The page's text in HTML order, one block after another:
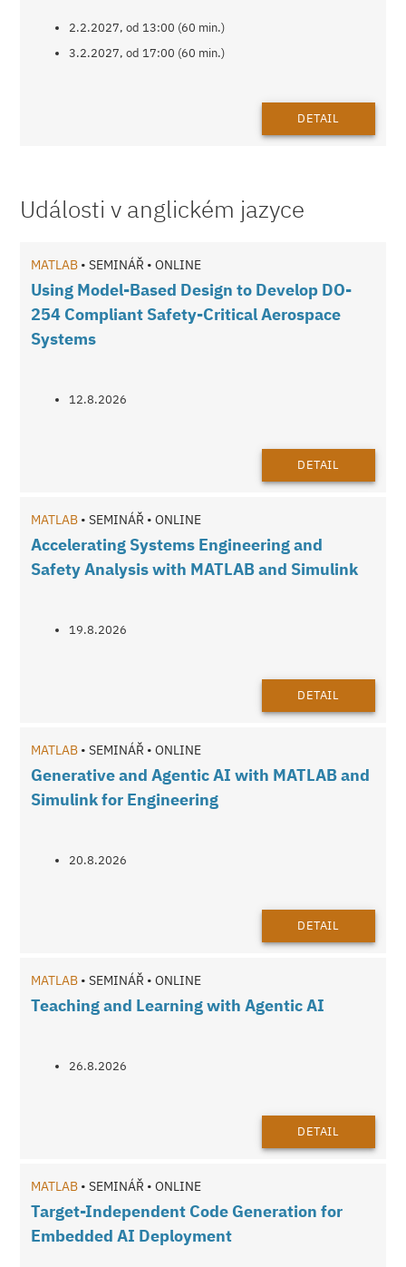
2.2.2027, od 13:00 (60 min.)
3.2.2027, od 17:00 (60 min.)
DETAIL
Události v anglickém jazyce
MATLAB • SEMINÁŘ • ONLINE
Using Model-Based Design to Develop DO-
254 Compliant Safety-Critical Aerospace
Systems
12.8.2026
DETAIL
MATLAB • SEMINÁŘ • ONLINE
Accelerating Systems Engineering and
Safety Analysis with MATLAB and Simulink
19.8.2026
DETAIL
MATLAB • SEMINÁŘ • ONLINE
Generative and Agentic AI with MATLAB and
Simulink for Engineering
20.8.2026
DETAIL
MATLAB • SEMINÁŘ • ONLINE
Teaching and Learning with Agentic AI
26.8.2026
DETAIL
MATLAB • SEMINÁŘ • ONLINE
Target-Independent Code Generation for
Embedded AI Deployment